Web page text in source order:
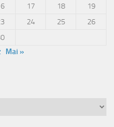
17 18
19
24 25
26
Mai »